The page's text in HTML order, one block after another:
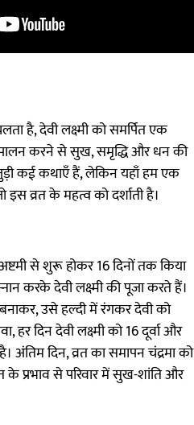
है, देवी लक्ष्मी को समर्पित एक
पालन करने से सुख, समृद्धि और धन की
जुड़ी कई कथाएँ हैं, लेकिन यहाँ हम एक
व्रत के महत्व को दर्शाती है।
से शुरू होकर 16 दिनों तक किया
करके देवी लक्ष्मी की पूजा करते हैं।
उसे हल्दी में रंगकर देवी को
हर दिन देवी लक्ष्मी को 16 दूर्वा और
अंतिम दिन, व्रत का समापन चंद्रमा को
के प्रभाव से परिवार में सुख-शांति और